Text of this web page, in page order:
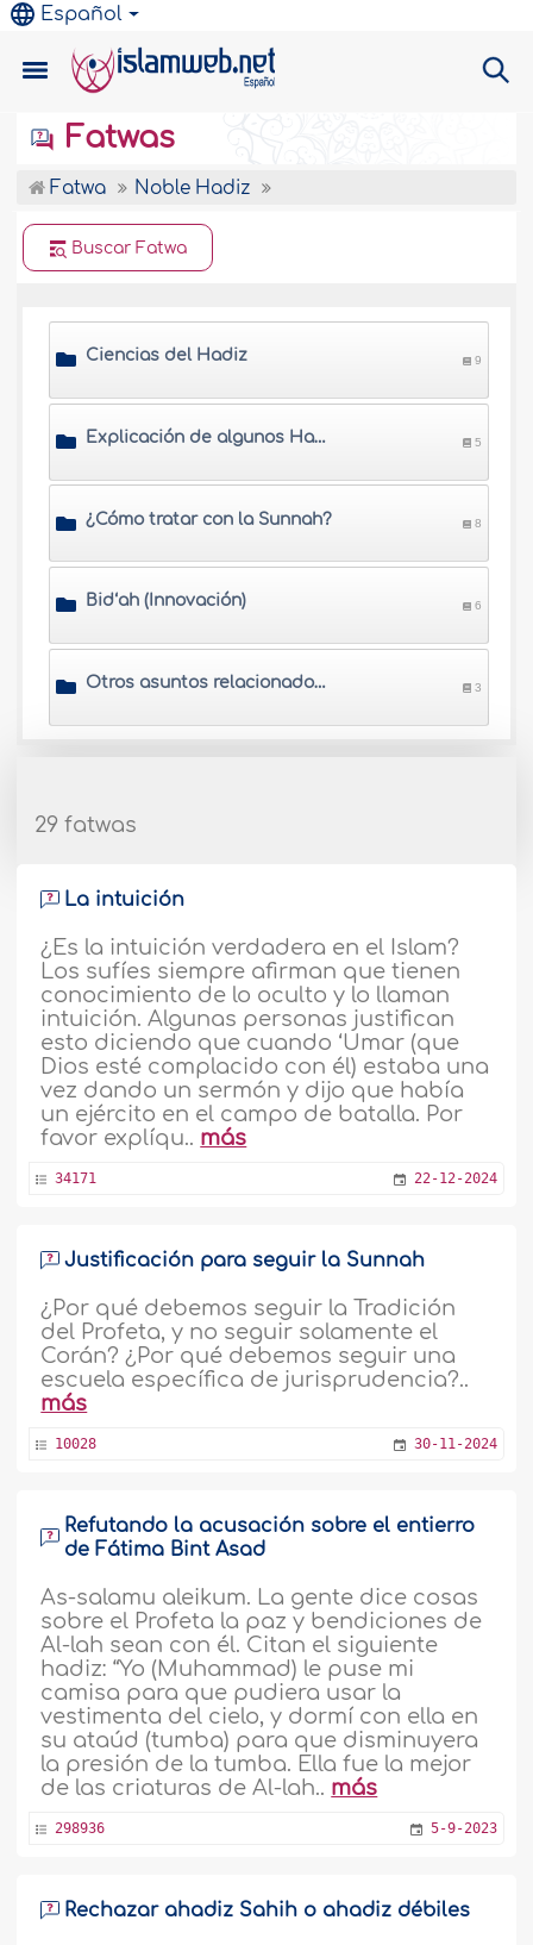
Español
Fatwas
Fatwa Noble Hadiz
Buscar Fatwa
Ciencias del Hadiz 9
Explicación de algunos Hadices 5
¿Cómo tratar con la Sunnah? 8
Bid‘ah (Innovación) 6
Otros asuntos relacionados con la Sunnah 3
29 fatwas
La intuición
¿Es la intuición verdadera en el Islam?
Los sufíes siempre afirman que tienen
conocimiento de lo oculto y lo llaman
intuición. Algunas personas justifican
esto diciendo que cuando ‘Umar (que
Dios esté complacido con él) estaba una
vez dando un sermón y dijo que había
un ejército en el campo de batalla. Por
favor explíqu.. más
34171 22-12-2024
Justificación para seguir la Sunnah
¿Por qué debemos seguir la Tradición
del Profeta, y no seguir solamente el
Corán? ¿Por qué debemos seguir una
escuela específica de jurisprudencia?..
más
10028 30-11-2024
Refutando la acusación sobre el entierro
de Fátima Bint Asad
As-salamu aleikum. La gente dice cosas
sobre el Profeta la paz y bendiciones de
Al-lah sean con él. Citan el siguiente
hadiz: “Yo (Muhammad) le puse mi
camisa para que pudiera usar la
vestimenta del cielo, y dormí con ella en
su ataúd (tumba) para que disminuyera
la presión de la tumba. Ella fue la mejor
de las criaturas de Al-lah.. más
298936 5-9-2023
Rechazar ahadiz Sahih o ahadiz débiles